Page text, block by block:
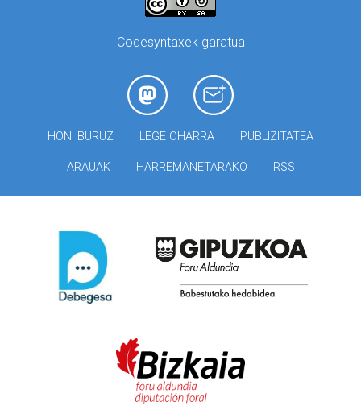
Codesyntaxek garatua
HONI BURUZ LEGE OHARRA PUBLIZITATEA
ARAUAK HARREMANETARAKO RSS